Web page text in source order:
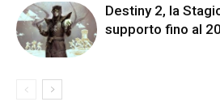
Destiny 2, la
supporto fino al